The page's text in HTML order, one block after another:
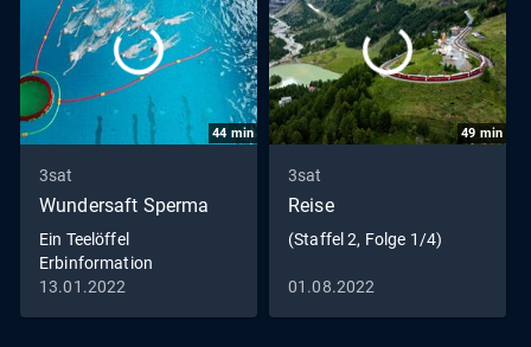
44 min
3sat
Wundersaft Sperma
Ein Teelöffel
Erbinformation
13.01.2022
49 min
3sat
Reise
(Staffel 2, Folge 1/4)
01.08.2022